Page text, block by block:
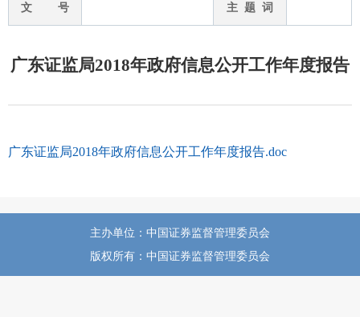
文 号 主 题 词
广东证监局2018年政府信息公开工作年度报告
广东证监局2018年政府信息公开工作年度报告.doc
主办单位：中国证券监督管理委员会
版权所有：中国证券监督管理委员会